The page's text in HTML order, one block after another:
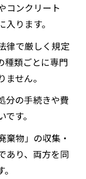
コンクリート
ります。
律で厳しく規定
種類ごとに専門
せん。
分の手続きや費
す。
棄物」の収集・
あり、両方を同